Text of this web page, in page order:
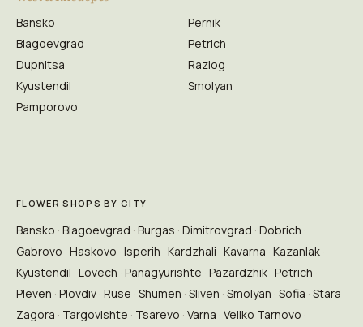
Bansko
Blagoevgrad
Dupnitsa
Kyustendil
Pamporovo
Pernik
Petrich
Razlog
Smolyan
FLOWER SHOPS BY CITY
Bansko Blagoevgrad Burgas Dimitrovgrad Dobrich
Gabrovo Haskovo Isperih Kardzhali Kavarna Kazanlak
Kyustendil Lovech Panagyurishte Pazardzhik Petrich
Pleven Plovdiv Ruse Shumen Sliven Smolyan Sofia Stara
Zagora Targovishte Tsarevo Varna Veliko Tarnovo